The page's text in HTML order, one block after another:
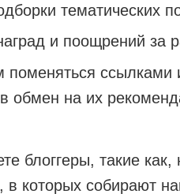
тематических
и поощрений за
поменяться ссылками
обмен на их
блоггеры, такие
в которых собирают